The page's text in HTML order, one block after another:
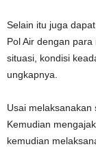
Selain itu juga
Pol Air dengan
situasi, kondisi
ungkapnya.
Usai melaksanakan
Kemudian
kemudian